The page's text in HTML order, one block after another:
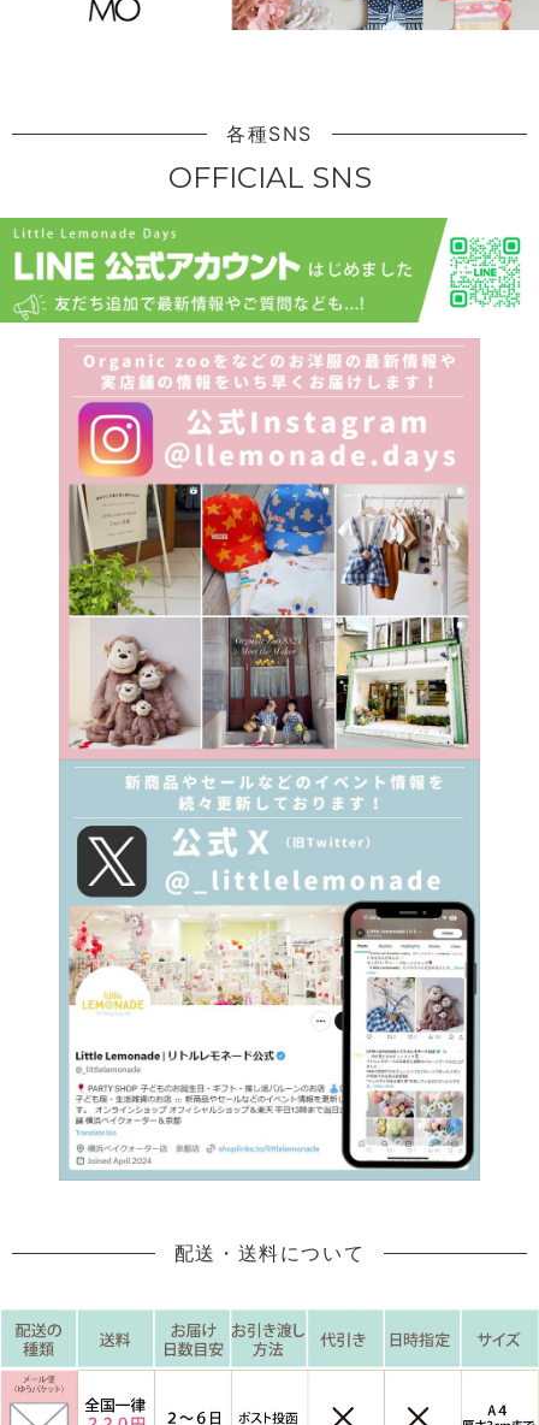
各種SNS
OFFICIAL SNS
配送・送料について